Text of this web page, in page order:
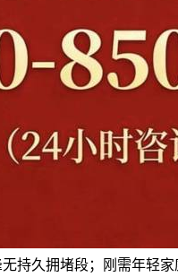
持久拥堵段；刚需年轻